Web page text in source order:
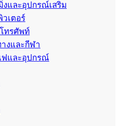
งและอุปกรณ์เสริม
เตอร์
ทรศัพท์
งและกีฬา
ฟและอุปกรณ์